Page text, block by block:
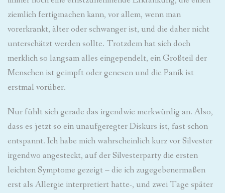
ziemlich fertigmachen kann, vor allem, wenn man
vorerkrankt, älter oder schwanger ist, und die daher nicht
unterschätzt werden sollte. Trotzdem hat sich doch
merklich so langsam alles eingependelt, ein Großteil der
Menschen ist geimpft oder genesen und die Panik ist
erstmal vorüber.
Nur fühlt sich gerade das irgendwie merkwürdig an. Also,
dass es jetzt so ein unaufgeregter Diskurs ist, fast schon
entspannt. Ich habe mich wahrscheinlich kurz vor Silvester
irgendwo angesteckt, auf der Silvesterparty die ersten
leichten Symptome gezeigt – die ich zugegebenermaßen
erst als Allergie interpretiert hatte-, und zwei Tage später